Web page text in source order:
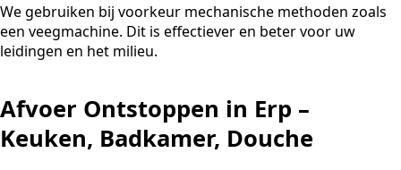
We gebruiken bij voorkeur mechanische methoden zoals
een veegmachine. Dit is effectiever en beter voor uw
leidingen en het milieu.
Afvoer Ontstoppen in Erp –
Keuken, Badkamer, Douche